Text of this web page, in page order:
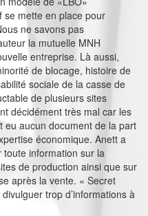
se mette en place pour
ne savons pas
la mutuelle MNH
entreprise. Là aussi,
de blocage, histoire de
sociale de la casse de
de plusieurs sites
décidément très mal car les
eu aucun document de la part
économique. Anett a
information sur la
de production ainsi que sur
après la vente. « Secret
trop d’informations à